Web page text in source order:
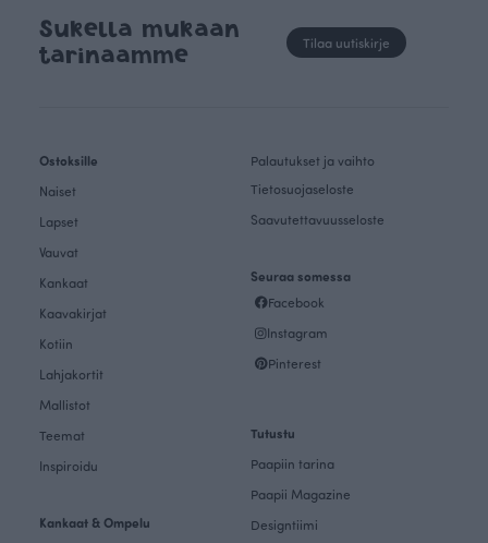
Sukella mukaan
tarinaamme
Tilaa uutiskirje
Ostoksille
Naiset
Lapset
Vauvat
Kankaat
Kaavakirjat
Kotiin
Lahjakortit
Mallistot
Teemat
Inspiroidu
Kankaat & Ompelu
Palautukset ja vaihto
Tietosuojaseloste
Saavutettavuusseloste
Seuraa somessa
Facebook
Instagram
Pinterest
Tutustu
Paapiin tarina
Paapii Magazine
Designtiimi